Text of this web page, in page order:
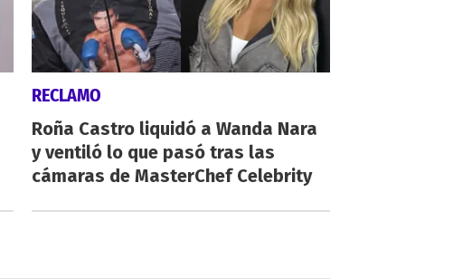
RECLAMO
Roña Castro liquidó a Wanda Nara
y ventiló lo que pasó tras las
cámaras de MasterChef Celebrity